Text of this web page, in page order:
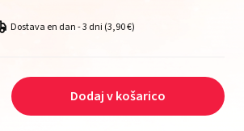
Dostava en dan - 3 dni (3,90 €)
Dodaj v košarico